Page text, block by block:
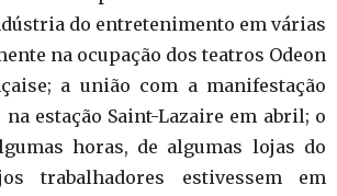
do entretenimento em várias
na ocupação dos teatros Odeon
a união com a manifestação
estação Saint-Lazaire em abril; o
horas, de algumas lojas do
trabalhadores estivessem em